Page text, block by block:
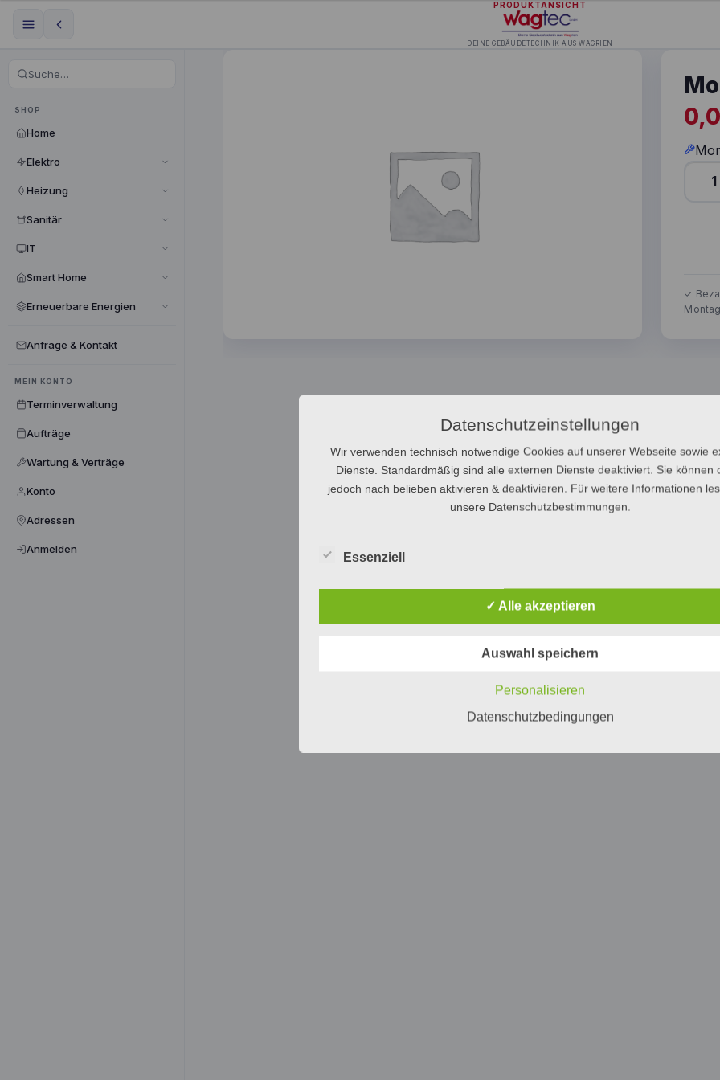
SHOP
Home
Elektro
Heizung
Sanitär
IT
Smart Home
Erneuerbare Energien
Anfrage & Kontakt
MEIN KONTO
Terminverwaltung
Aufträge
Wartung & Verträge
Konto
Adressen
Anmelden
PRODUKTANSICHT
DEINE GEBÄUDETECHNIK AUS WAGRIEN
Datenschutzeinstellungen
Wir verwenden technisch notwendige Cookies auf unserer Webseite sowie
Dienste. Standardmäßig sind alle externen Dienste deaktiviert. Sie können
jedoch nach belieben aktivieren & deaktivieren. Für weitere Informationen
unsere Datenschutzbestimmungen.
Essenziell
✓ Alle akzeptieren
Auswahl speichern
Personalisieren
Datenschutzbedingungen